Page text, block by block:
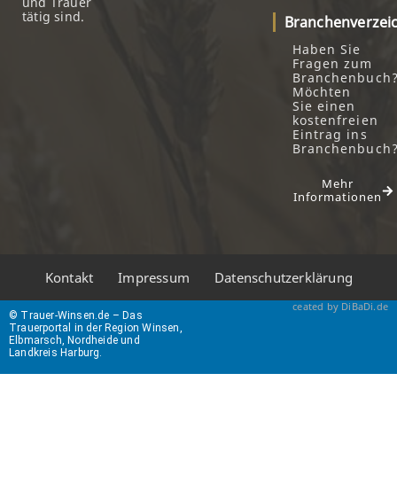
tätig sind.
Haben Sie
Fragen zum
Möchten
Sie einen
kostenfreien
Eintrag ins
Mehr
Informationen
Kontakt Impressum Datenschutzerklärung
© Trauer-Winsen.de – Das
Trauerportal in der Region Winsen,
Elbmarsch, Nordheide und
Landkreis Harburg.
ceated by DiBaDi.de